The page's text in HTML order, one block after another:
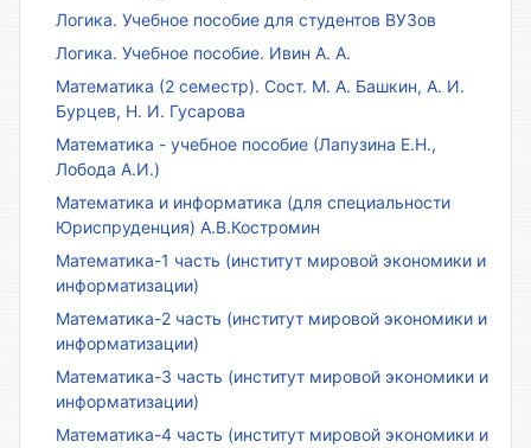
Логика. Учебное пособие для студентов ВУЗов
Логика. Учебное пособие. Ивин А. А.
Математика (2 семестр). Сост. М. А. Башкин, А. И.
Бурцев, Н. И. Гусарова
Математика - учебное пособие (Лапузина Е.Н.,
Лобода А.И.)
Математика и информатика (для специальности
Юриспруденция) А.В.Костромин
Математика-1 часть (институт мировой экономики и
информатизации)
Математика-2 часть (институт мировой экономики и
информатизации)
Математика-3 часть (институт мировой экономики и
информатизации)
Математика-4 часть (институт мировой экономики и